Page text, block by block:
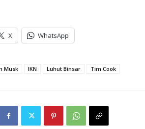
X WhatsApp
Musk IKN Luhut Binsar Tim Cook